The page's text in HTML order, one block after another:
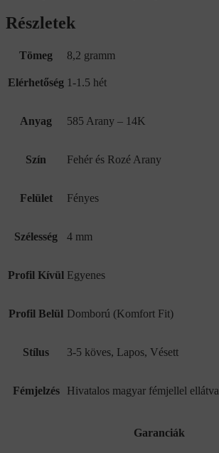
Részletek
Tömeg 8,2 gramm
Elérhetőség 1-1.5 hét
Anyag 585 Arany – 14K
Szín Fehér és Rozé Arany
Felület Fényes
Szélesség 4 mm
Profil Kívül Egyenes
Profil Belül Domború (Komfort Fit)
Stílus 3-5 köves, Lapos, Vésett
Fémjelzés Hivatalos magyar fémjellel ellátva
Garanciák